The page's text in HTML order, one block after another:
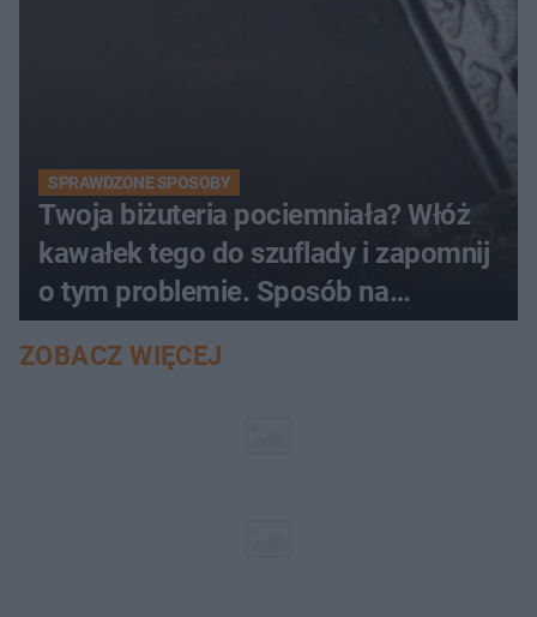
SPRAWDZONE SPOSOBY
Twoja biżuteria pociemniała? Włóż
kawałek tego do szuflady i zapomnij
o tym problemie. Sposób na
pociemniałą biżuterię
ZOBACZ WIĘCEJ